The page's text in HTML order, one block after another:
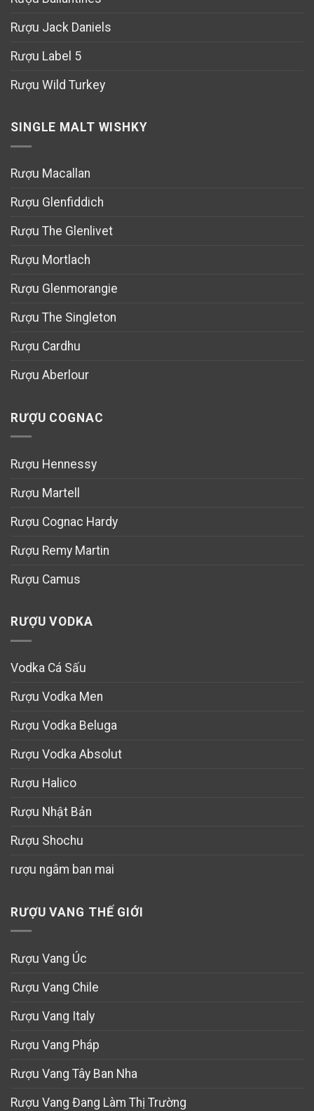
Rượu Jack Daniels
Rượu Label 5
Rượu Wild Turkey
SINGLE MALT WISHKY
Rượu Macallan
Rượu Glenfiddich
Rượu The Glenlivet
Rượu Mortlach
Rượu Glenmorangie
Rượu The Singleton
Rượu Cardhu
Rượu Aberlour
RƯỢU COGNAC
Rượu Hennessy
Rượu Martell
Rượu Cognac Hardy
Rượu Remy Martin
Rượu Camus
RƯỢU VODKA
Vodka Cá Sấu
Rượu Vodka Men
Rượu Vodka Beluga
Rượu Vodka Absolut
Rượu Halico
Rượu Nhật Bản
Rượu Shochu
rượu ngâm ban mai
RƯỢU VANG THẾ GIỚI
Rượu Vang Úc
Rượu Vang Chile
Rượu Vang Italy
Rượu Vang Pháp
Rượu Vang Tây Ban Nha
Rượu Vang Đang Làm Thị Trường